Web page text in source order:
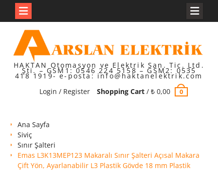
content
HAKTAN Otomasyon ve Elektrik San. Tic. Ltd.
Şti. – GSM1: 0546 224 5158 – GSM2: 0535
418 1919- e-posta: info@haktanelektrik.com
Login / Register
Shopping Cart/ ₺0,00 0
Ana Sayfa
Siviç
Sınır Şalteri
Emas L3K13MEP123 Makaralı Sınır Şalteri Açısal Makara
Çift Yön, Ayarlanabilir L3 Plastik Gövde 18 mm Plastik